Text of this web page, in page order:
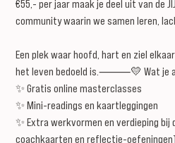
€55,- per jaar maak je deel uit van de
community waarin we samen leren,
Een plek waar hoofd, hart en ziel
het leven bedoeld is.⸻💛 Wat je
✨ Gratis online masterclasses
✨ Mini-readings en kaartleggingen
✨ Extra werkvormen en verdieping bij
coachkaarten en reflectie-oefeningen)